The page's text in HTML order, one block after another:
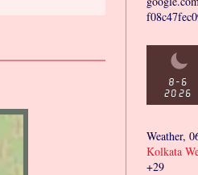
Weather,
Kolkata
+29